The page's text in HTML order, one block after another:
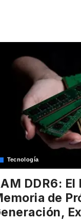
Tecnología
DDR6: El
de